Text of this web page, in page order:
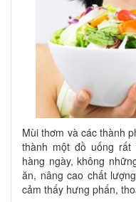
Mùi thơm và các thành
thành một đồ uống
hàng ngày, không
ăn, nâng cao chất
cảm thấy hưng phấn,